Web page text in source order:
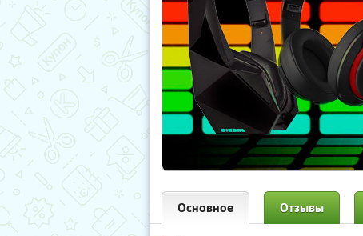
Основное Отзывы